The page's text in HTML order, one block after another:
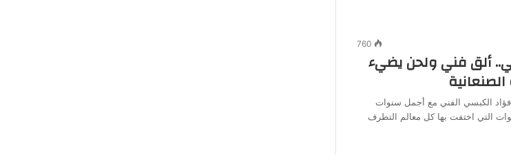
760
ألق فني ولحن يضيء
الكبسي الفني مع أجمل سنوات
التي اختفت بها كل معالم التطرف